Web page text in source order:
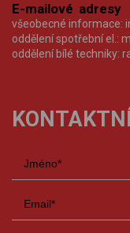
E-mailové adresy
všeobecné informace:
oddělení spotřební el.:
oddělení bílé techniky: